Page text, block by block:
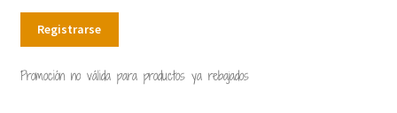
Registrarse
Promoción no válida para productos ya rebajados